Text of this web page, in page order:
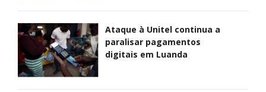
Ataque à Unitel continua a
paralisar pagamentos
digitais em Luanda